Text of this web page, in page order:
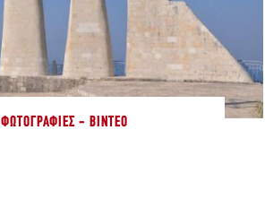
ΦΩΤΟΓΡΑΦΊΕΣ - ΒΊΝΤΕΟ